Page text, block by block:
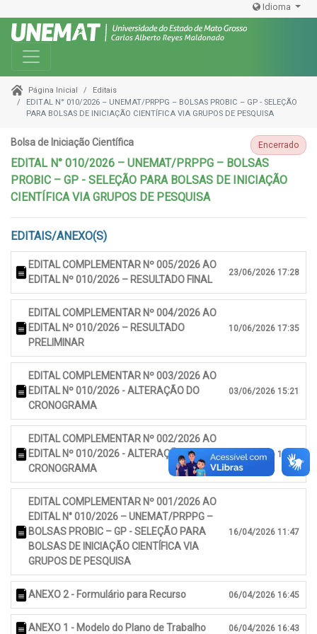
Idioma
Toggle navigation
Página Inicial
Editais
EDITAL N° 010/2026 – UNEMAT/PRPPG – BOLSAS PROBIC – GP - SELEÇÃO
PARA BOLSAS DE INICIAÇÃO CIENTÍFICA VIA GRUPOS DE PESQUISA
Bolsa de Iniciação Científica Encerrado
EDITAL N° 010/2026 – UNEMAT/PRPPG – BOLSAS
PROBIC – GP - SELEÇÃO PARA BOLSAS DE INICIAÇÃO
CIENTÍFICA VIA GRUPOS DE PESQUISA
EDITAIS/ANEXO(S)
EDITAL COMPLEMENTAR Nº 005/2026 AO
EDITAL Nº 010/2026 – RESULTADO FINAL
23/06/2026 17:28
EDITAL COMPLEMENTAR Nº 004/2026 AO
EDITAL Nº 010/2026 – RESULTADO
PRELIMINAR
10/06/2026 17:35
EDITAL COMPLEMENTAR Nº 003/2026 AO
EDITAL Nº 010/2026 - ALTERAÇÃO DO
CRONOGRAMA
03/06/2026 15:21
EDITAL COMPLEMENTAR Nº 002/2026 AO
EDITAL Nº 010/2026 - ALTERAÇÃO DO
CRONOGRAMA
29/04/2026 10:42
EDITAL COMPLEMENTAR Nº 001/2026 AO
EDITAL N° 010/2026 – UNEMAT/PRPPG –
BOLSAS PROBIC – GP - SELEÇÃO PARA
BOLSAS DE INICIAÇÃO CIENTÍFICA VIA
GRUPOS DE PESQUISA
16/04/2026 11:47
ANEXO 2 - Formulário para Recurso 06/04/2026 16:45
ANEXO 1 - Modelo do Plano de Trabalho 06/04/2026 16:43